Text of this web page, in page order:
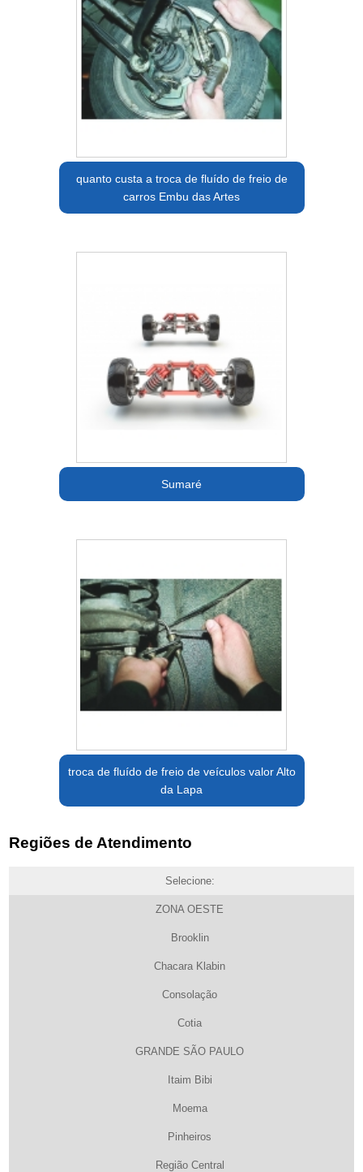
quanto custa a troca de fluído de freio de
carros Embu das Artes
Sumaré
troca de fluído de freio de veículos valor Alto
da Lapa
Regiões de Atendimento
Selecione:
ZONA OESTE
Brooklin
Chacara Klabin
Consolação
Cotia
GRANDE SÃO PAULO
Itaim Bibi
Moema
Pinheiros
Região Central